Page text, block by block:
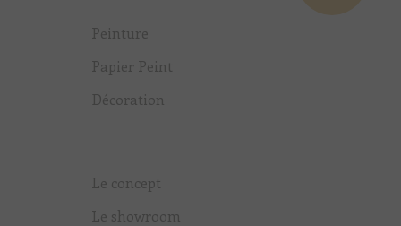
Peinture
Papier Peint
Décoration
Le concept
Le showroom